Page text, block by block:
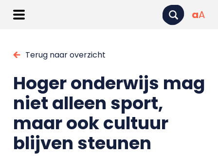
aA
Terug naar overzicht
Hoger onderwijs mag
niet alleen sport,
maar ook cultuur
blijven steunen